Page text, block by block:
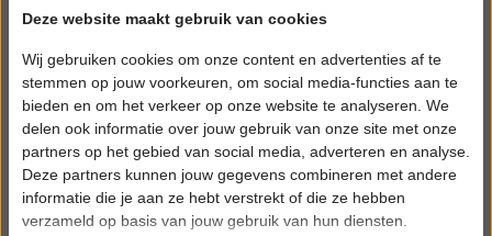
DONDERDAG 3 DECEMBER 2026 • 20:30 UUR
Gerrie Smits
Oudejaarsconference 2026: Klem
Cultuurcentrum Deurne
Deurne
CABARET
Tickets
Deze website maakt gebruik van cookies
Wij gebruiken cookies om onze content en advertenties af te
stemmen op jouw voorkeuren, om social media-functies aan te
bieden en om het verkeer op onze website te analyseren. We
delen ook informatie over jouw gebruik van onze site met onze
partners op het gebied van social media, adverteren en analyse.
Deze partners kunnen jouw gegevens combineren met andere
informatie die je aan ze hebt verstrekt of die ze hebben
verzameld op basis van jouw gebruik van hun diensten.